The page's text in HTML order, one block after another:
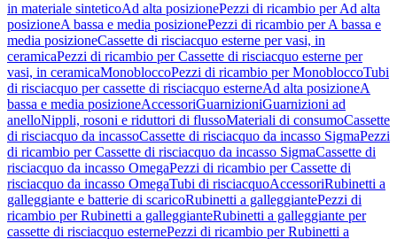
in materiale sinteticoAd alta posizionePezzi di ricambio per Ad alta
posizioneA bassa e media posizionePezzi di ricambio per A bassa e
media posizioneCassette di risciacquo esterne per vasi, in
ceramicaPezzi di ricambio per Cassette di risciacquo esterne per
vasi, in ceramicaMonobloccoPezzi di ricambio per MonobloccoTubi
di risciacquo per cassette di risciacquo esterneAd alta posizioneA
bassa e media posizioneAccessoriGuarnizioniGuarnizioni ad
anelloNippli, rosoni e riduttori di flussoMateriali di consumoCassette
di risciacquo da incassoCassette di risciacquo da incasso SigmaPezzi
di ricambio per Cassette di risciacquo da incasso SigmaCassette di
risciacquo da incasso OmegaPezzi di ricambio per Cassette di
risciacquo da incasso OmegaTubi di risciacquoAccessoriRubinetti a
galleggiante e batterie di scaricoRubinetti a galleggiantePezzi di
ricambio per Rubinetti a galleggianteRubinetti a galleggiante per
cassette di risciacquo esternePezzi di ricambio per Rubinetti a